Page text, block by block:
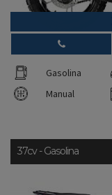
Gasolina
Manual
37cv - Gasolina